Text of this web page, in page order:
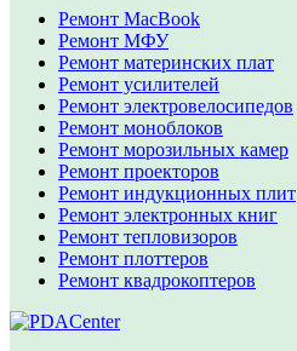
Ремонт MacBook
Ремонт МФУ
Ремонт материнских плат
Ремонт усилителей
Ремонт электровелосипедов
Ремонт моноблоков
Ремонт морозильных камер
Ремонт проекторов
Ремонт индукционных плит
Ремонт электронных книг
Ремонт тепловизоров
Ремонт плоттеров
Ремонт квадрокоптеров